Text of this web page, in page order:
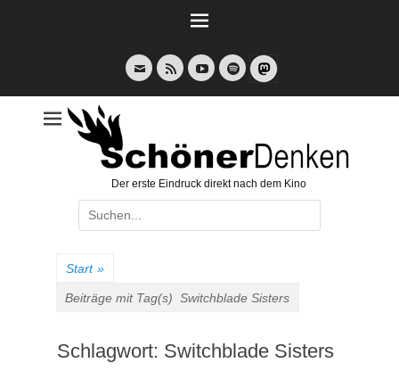
E-
Mail
Feed YouTubeSpotify
Der erste Eindruck direkt nach dem Kino
Suche
nach:
Start »
Beiträge mit Tag(s) Switchblade Sisters
Schlagwort: Switchblade Sisters